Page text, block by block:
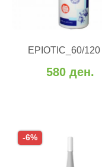
EPIOTIC_60/120
580 ден.
ВО
Додај за
-6%